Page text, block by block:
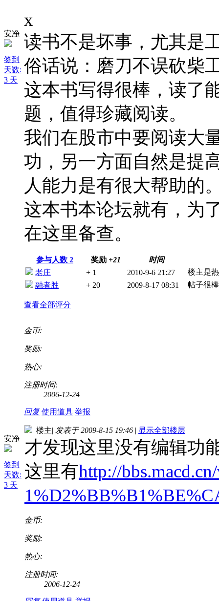
安净
签到
天数:
3 天
x
读书不是坏事，尤其是
俗话说：磨刀不误砍柴
这本书写得很棒，读了
题，值得珍藏阅读。
我们在股市中要阅读大
功，另一方面自然是提
人能力是有很大帮助的
这本书本论坛就有，为
在这里备查。
参与人数 2 奖励 +21
时间
老庄
+ 1 2010-9-6 21:27
楼主是
融者胜
+ 20 2009-8-17 08:31 帖子很
查看全部评分
金币:
奖励:
热心:
注册时间:
2006-12-24
回复 使用道具 举报
安净
签到
天数:
3 天
楼主| 发表于 2009-8-15 19:46 | 显示全部楼层
才发现这里没有编辑功
这里有http://
金币:
奖励:
热心:
注册时间:
2006-12-24